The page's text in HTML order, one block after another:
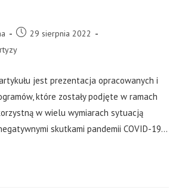
29 sierpnia 2022
jest prezentacja opracowanych i
które zostały podjęte w ramach
w wielu wymiarach sytuacją
skutkami pandemii COVID-19…